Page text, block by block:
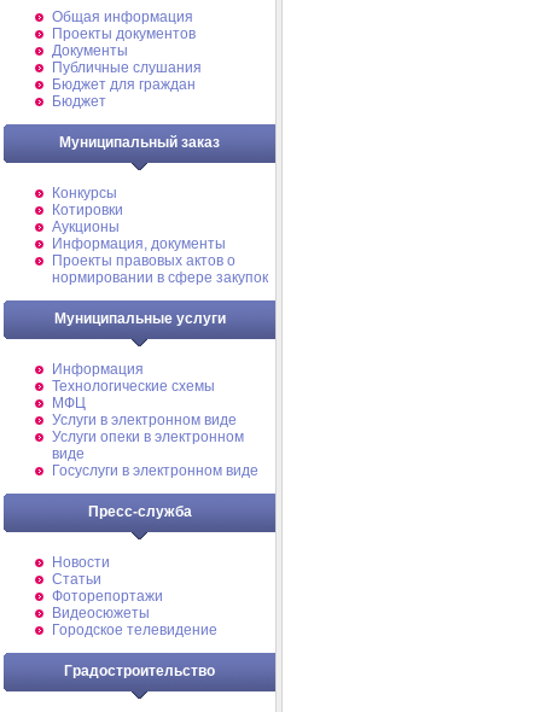
Общая информация
Проекты документов
Документы
Публичные слушания
Бюджет для граждан
Бюджет
Муниципальный заказ
Конкурсы
Котировки
Аукционы
Информация, документы
Проекты правовых актов о
нормировании в сфере закупок
Муниципальные услуги
Информация
Технологические схемы
МФЦ
Услуги в электронном виде
Услуги опеки в электронном
виде
Госуслуги в электронном виде
Пресс-служба
Новости
Статьи
Фоторепортажи
Видеосюжеты
Городское телевидение
Градостроительство